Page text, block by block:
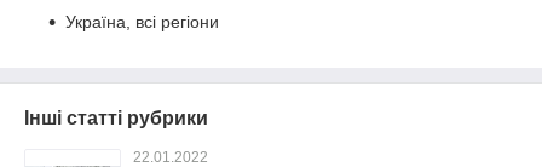
Україна, всі регіони
Інші статті рубрики
22.01.2022